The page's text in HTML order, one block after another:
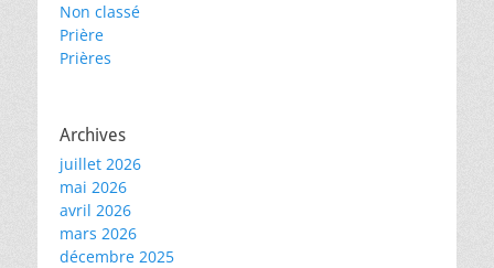
Non classé
Prière
Prières
Archives
juillet 2026
mai 2026
avril 2026
mars 2026
décembre 2025